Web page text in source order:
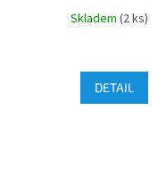
Skladem (2 ks)
DETAIL